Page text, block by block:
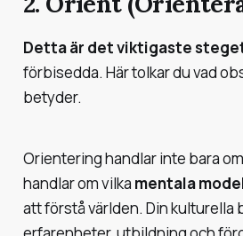
Detta är det viktigaste
förbisedda. Här tolkar du vad
betyder.
Orientering handlar inte bara
handlar om vilka mentala
att förstå världen. Din kulturella